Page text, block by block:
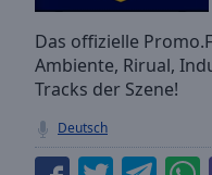
Stream
TypeLIVE
Seek to
live,
currently
LIVE
Remaining
Das offizielle
Ambiente, Rirual,
Tracks der Szene!
Deutsch